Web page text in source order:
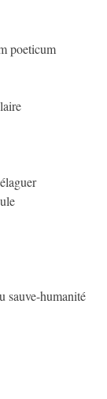
poeticum
sauve-humanité